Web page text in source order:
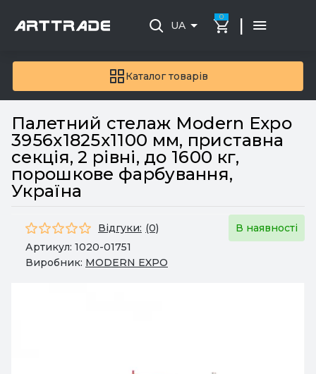
Каталог товарів
UA
0 |
Палетний стелаж Modern Expo
3956x1825x1100 мм, приставна
секція, 2 рівні, до 1600 кг,
порошкове фарбування,
Україна
Відгуки: (0)
В наявності
Артикул: 1020-01751
Виробник: MODERN EXPO